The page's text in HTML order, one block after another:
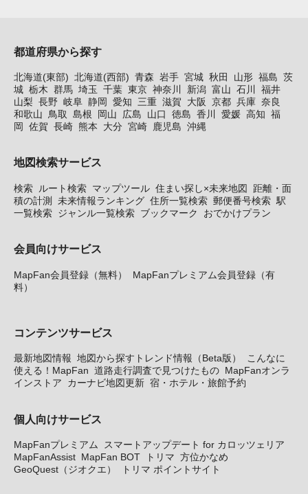
都道府県から探す
北海道(東部) 北海道(西部) 青森 岩手 宮城 秋田 山形 福島 茨
城 栃木 群馬 埼玉 千葉 東京 神奈川 新潟 富山 石川
福井
山梨 長野 岐阜 静岡 愛知 三重 滋賀 大阪 京都 兵庫 奈良
和歌山
鳥取 島根 岡山 広島 山口 徳島 香川 愛媛 高知 福
岡
佐賀 長崎 熊本 大分 宮崎 鹿児島 沖縄
地図検索サービス
検索 ルート検索 マップツール 住まい探し×未来地図
距離・面
積の計測
未来情報ランキング 住所一覧検索 郵便番号検索 駅
一覧検索 ジャンル一覧検索 ブックマーク おでかけプラン
会員向けサービス
MapFan会員登録（無料）
MapFanプレミアム会員登録（有
料）
コンテンツサービス
最新地図情報 地図から探すトレンド情報（Beta版）
こんなに
使える！MapFan 道路走行調査で見つけたもの MapFanオンラ
インストア
カーナビ地図更新 宿・ホテル・旅館予約
個人向けサービス
MapFanプレミアム
スマートアップデート for カロッツェリア
MapFanAssist MapFan BOT トリマ 方位かなめ
GeoQuest（ジオクエ）
トリマ ポイントサイト